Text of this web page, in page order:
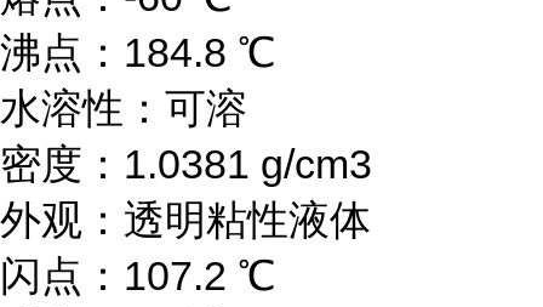
沸点：184.8 ℃
水溶性：可溶
密度：1.0381 g/cm3
外观：透明粘性液体
闪点：107.2 ℃